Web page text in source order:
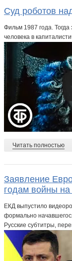
Суд роботов
Фильм 1987 года. Тогда
человека в
Читать полностью
Заявление
годам войны на
ЕКД выпустило
формально
Русские субтитры,